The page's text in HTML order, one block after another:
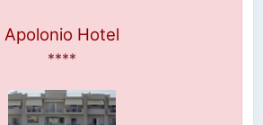
Apolonio Hotel
****